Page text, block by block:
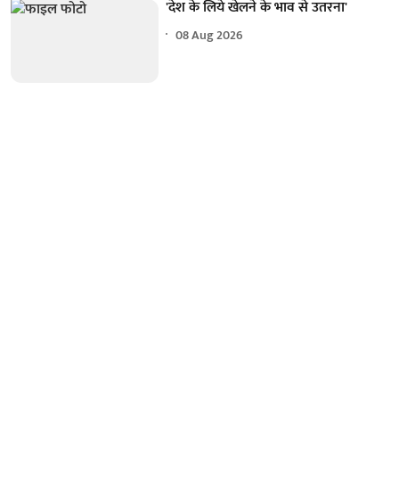
'देश के लिये खेलने के भाव से उतरना'
08 Aug 2026